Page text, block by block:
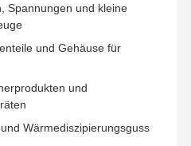
Spannungen und kleine
und Gehäuse für
und
Wärmediszipierungsguss